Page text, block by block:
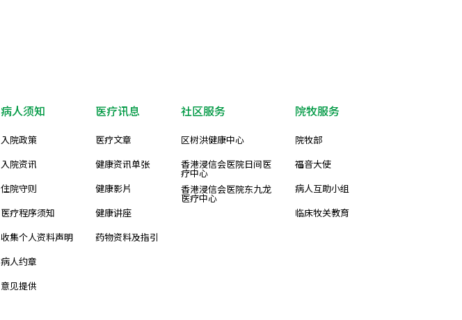
病人须知
入院政策
入院资讯
住院守则
医疗程序须知
收集个人资料声明
病人约章
意见提供
医疗讯息
医疗文章
健康资讯单张
健康影片
健康讲座
药物资料及指引
社区服务
区树洪健康中心
香港浸信会医院日间医
疗中心
香港浸信会医院东九龙
医疗中心
院牧服务
院牧部
福音大使
病人互助小组
临床牧关教育